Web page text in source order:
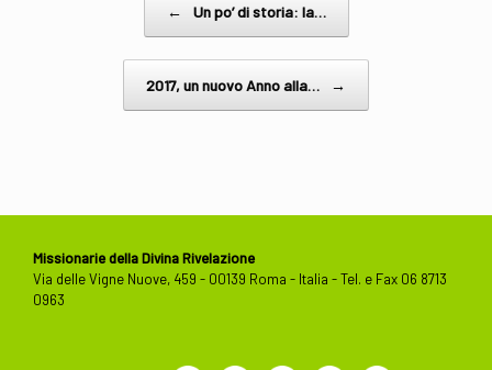
← Un po’ di storia: la…
2017, un nuovo Anno alla… →
Missionarie della Divina Rivelazione
Via delle Vigne Nuove, 459 - 00139 Roma - Italia - Tel. e Fax 06 8713
0963